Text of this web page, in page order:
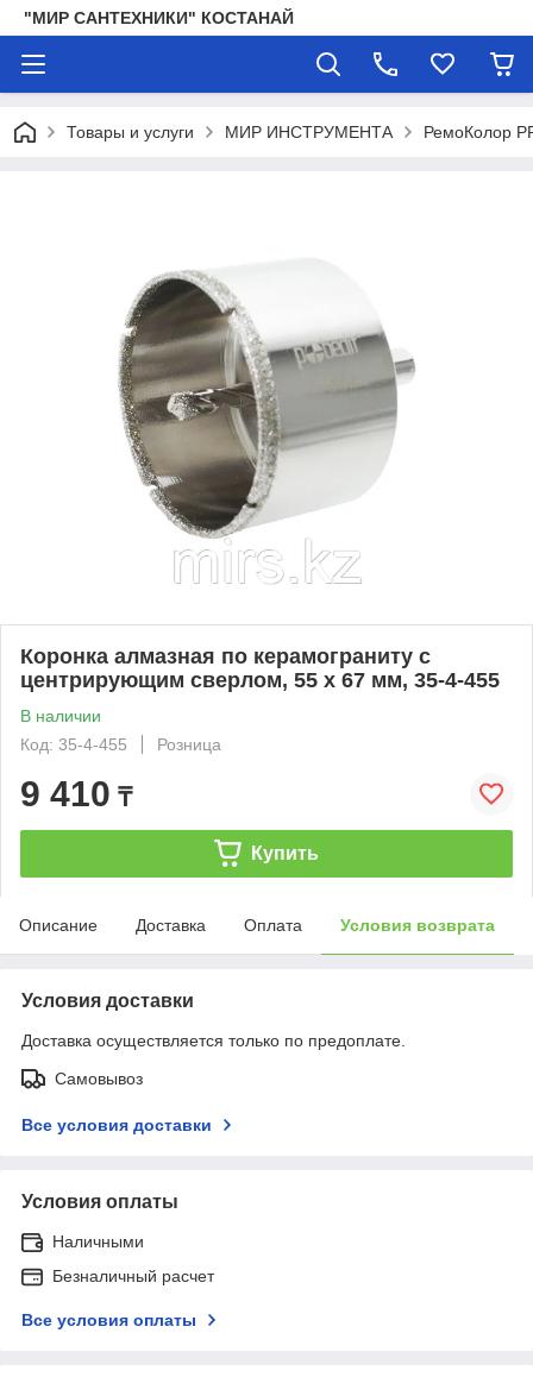
"МИР САНТЕХНИКИ" КОСТАНАЙ
Товары и услуги МИР ИНСТРУМЕНТА РемоКолор
Коронка алмазная по керамограниту с
центрирующим сверлом, 55 х 67 мм, 35-4-455
В наличии
Код: 35-4-455
Розница
9 410 ₸
Купить
Описание Доставка Оплата Условия возврата
Условия доставки
Доставка осуществляется только по предоплате.
Самовывоз
Все условия доставки
Условия оплаты
Наличными
Безналичный расчет
Все условия оплаты